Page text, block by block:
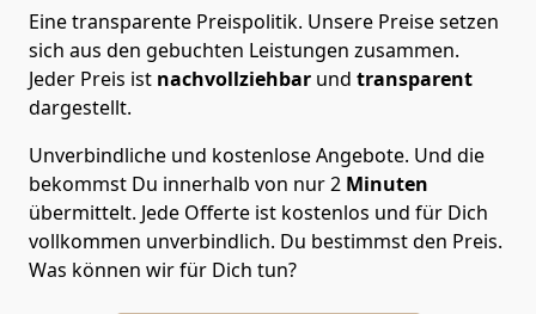
Eine transparente Preispolitik. Unsere Preise setzen
sich aus den gebuchten Leistungen zusammen.
Jeder Preis ist nachvollziehbar und transparent
dargestellt.
Unverbindliche und kostenlose Angebote. Und die
bekommst Du innerhalb von nur2 Minuten
übermittelt. Jede Offerte ist kostenlos und für Dich
vollkommen unverbindlich. Du bestimmst den Preis.
Was können wir für Dich tun?